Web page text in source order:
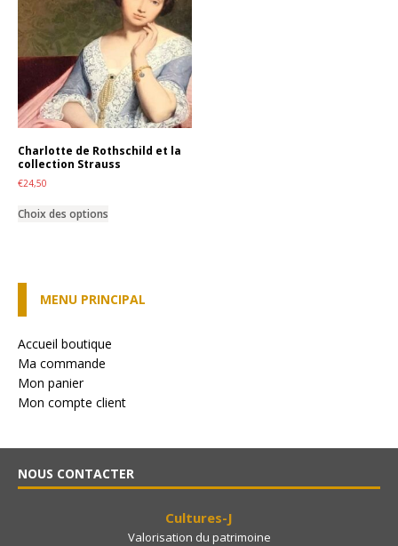
options
peuvent
être
choisies
sur
la
page
du
Charlotte de Rothschild et la
collection Strauss
€24,50
Choix des options
options
page
MENU PRINCIPAL
Accueil boutique
Ma commande
Mon panier
Mon compte client
NOUS CONTACTER
Cultures-J
Valorisation du patrimoine